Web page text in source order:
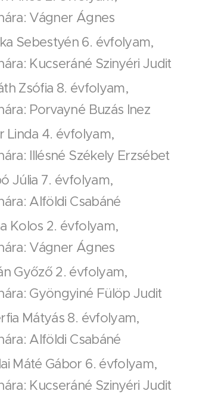
Vágner Ágnes
Sebestyén 6. évfolyam,
Kucseráné Szinyéri Judit
Zsófia 8. évfolyam,
Porvayné Buzás Inez
Linda 4. évfolyam,
Illésné Székely Erzsébet
Júlia 7. évfolyam,
Alföldi Csabáné
Kolos 2. évfolyam,
Vágner Ágnes
Győző 2. évfolyam,
Gyöngyiné Fülöp Judit
Mátyás 8. évfolyam,
Alföldi Csabáné
Máté Gábor 6. évfolyam,
Kucseráné Szinyéri Judit